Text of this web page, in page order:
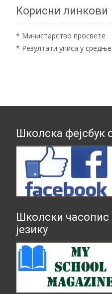
Корисни линкови
* Министарство просвете
* Резултати уписа у
Школска фејсбук
Школски часопис
језику